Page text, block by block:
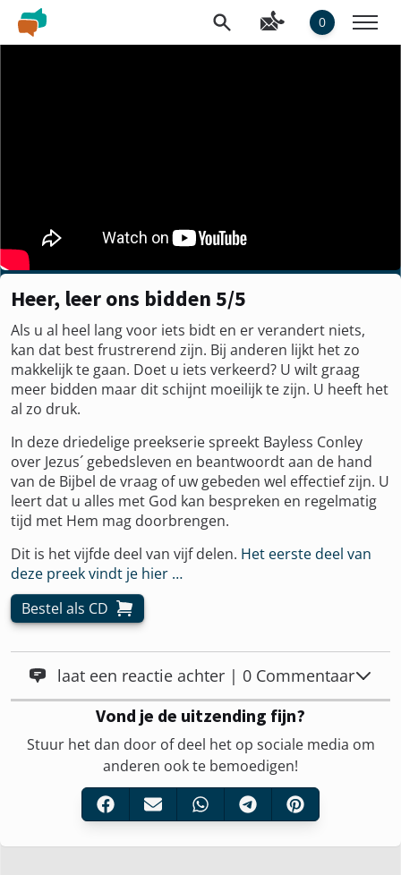
0
Heer, leer ons bidden 5/5
Als u al heel lang voor iets bidt en er verandert niets,
kan dat best frustrerend zijn. Bij anderen lijkt het zo
makkelijk te gaan. Doet u iets verkeerd? U wilt graag
meer bidden maar dit schijnt moeilijk te zijn. U heeft het
al zo druk.
In deze driedelige preekserie spreekt Bayless Conley
over Jezus´ gebedsleven en beantwoordt aan de hand
van de Bijbel de vraag of uw gebeden wel effectief zijn. U
leert dat u alles met God kan bespreken en regelmatig
tijd met Hem mag doorbrengen.
Dit is het vijfde deel van vijf delen. Het eerste deel van
deze preek vindt je hier …
Bestel als CD
laat een reactie achter | 0 Commentaar
Vond je de uitzending fijn?
Stuur het dan door of deel het op sociale media om
anderen ook te bemoedigen!